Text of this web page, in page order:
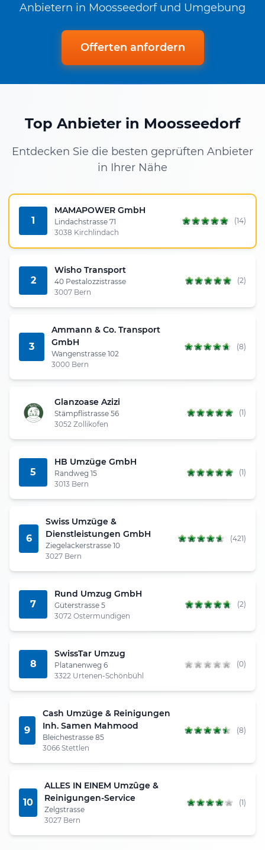
Anbietern in Moosseedorf und Umgebung
Offerten anfordern
Top Anbieter in Moosseedorf
Entdecken Sie die besten geprüften Anbieter
in Ihrer Nähe
1
MAMAPOWER GmbH
Lindachstrasse 71
3038 Kirchlindach
(14)
2
Wisho Transport
40 Pestalozzistrasse
3007 Bern
(2)
3
Ammann & Co. Transport
GmbH
Wangenstrasse 102
3000 Bern
(8)
Glanzoase Azizi
Stämpflistrasse 56
3052 Zollikofen
(1)
5
HB Umzüge GmbH
Randweg 15
3013 Bern
(1)
6
Swiss Umzüge &
Dienstleistungen GmbH
Ziegelackerstrasse 10
3027 Bern
(421)
7
Rund Umzug GmbH
Güterstrasse 5
3072 Ostermundigen
(2)
8
SwissTar Umzug
Platanenweg 6
3322 Urtenen-Schönbühl
(0)
9
Cash Umzüge & Reinigungen
Inh. Samen Mahmood
Bleichestrasse 85
3066 Stettlen
(8)
10
ALLES IN EINEM Umzûge &
Reinigungen-Service
Zelgstrasse
3027 Bern
(1)